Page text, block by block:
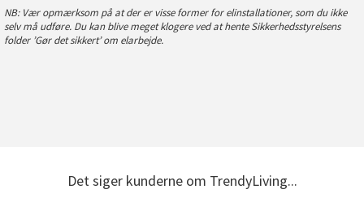
NB: Vær opmærksom på at der er visse former for elinstallationer, som du ikke
selv må udføre. Du kan blive meget klogere ved at hente Sikkerhedsstyrelsens
folder ’Gør det sikkert’om elarbejde.
Det siger kunderne om TrendyLiving...